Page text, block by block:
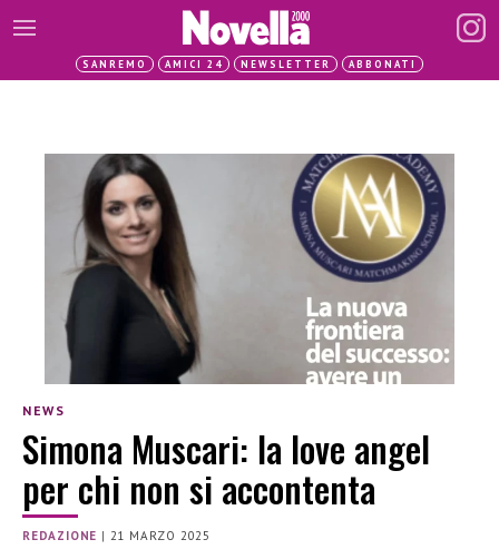
SANREMO AMICI 24 NEWSLETTER ABBONATI
NEWS
Simona Muscari: la love angel
per chi non si accontenta
REDAZIONE | 21 MARZO 2025